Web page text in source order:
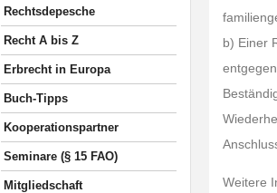
Rechtsdepesche
Recht A bis Z
Erbrecht in Europa
Buch-Tipps
Kooperationspartner
Seminare (§ 15 FAO)
Mitgliedschaft
b) Einer
Weitere